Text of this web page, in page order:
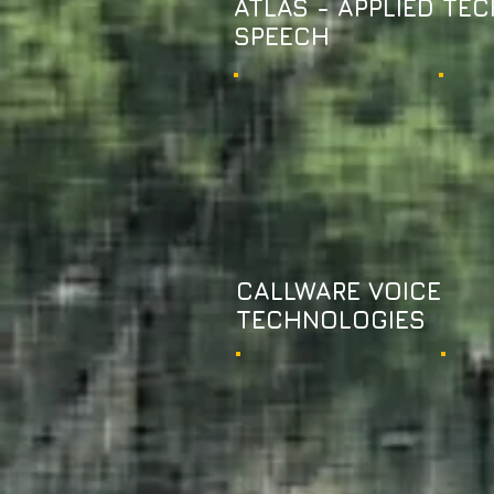
ATLAS - APPLIED
SPEECH
CALLWARE VOICE
TECHNOLOGIES